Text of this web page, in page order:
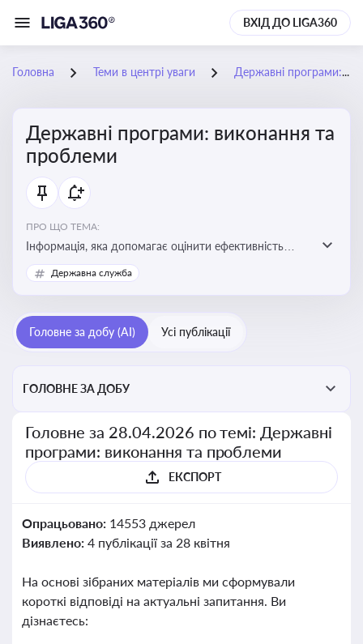
ВХІД ДО LIGA360
Головна Теми в центрі уваги Державні програми: виконання та проблеми
Державні програми: виконання та
проблеми
ПРО ЩО ТЕМА:
Інформація, яка допомагає оцінити ефективність
використання бюджетних коштів, виявити проблеми
реалізації та знайти шляхи їх удосконалення
Державна служба
Головне за добу (AI) Усі публікації
ГОЛОВНЕ ЗА ДОБУ
Головне за 28.04.2026 по темі: Державні
програми: виконання та проблеми
ЕКСПОРТ
Опрацьовано: 14553 джерел
Виявлено: 4 публікації за 28 квітня
На основі зібраних матеріалів ми сформували
короткі відповіді на актуальні запитання. Ви
дізнаєтесь: